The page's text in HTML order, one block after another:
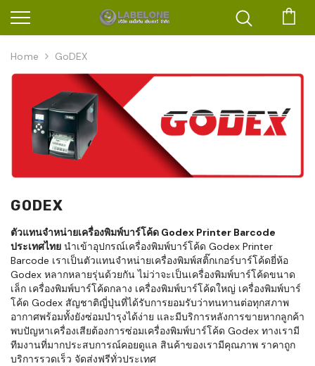
Home GoDEX
GODEX
ตัวแทนจำหน่ายเครื่องพิมพ์บาร์โค้ด Godex Printer Barcode
ประเทศไทย นำเข้าอุปกรณ์เครื่องพิมพ์บาร์โค้ด Godex Printer
Barcode เราเป็นตัวแทนจำหน่ายเครื่องพิมพ์สติ๊กเกอร์บาร์โค้ดยี่ห้อ
Godex หลากหลายรุ่นด้วยกัน ไม่ว่าจะเป็นเครื่องพิมพ์บาร์โค้ดขนาด
เล็ก เครื่องพิมพ์บาร์โค้ดกลาง เครื่องพิมพ์บาร์โค้ดใหญ่ เครื่องพิมพ์บาร์
โค้ด Godex สัญชาติญี่ปุ่นที่ได้รับการยอมรับว่าทนทานต่อทุกสภาพ
อากาศพร้อมทั้งยังซ่อมบำรุงได้ง่าย และมีบริการหลังการขายหากลูกค้า
พบปัญหาเครื่องเสียต้องการซ่อมเครื่องพิมพ์บาร์โค้ด Godex ทางเรามี
ทีมงานที่มากประสบการณ์คอยดูแล สินค้าของเรามีคุณภาพ ราคาถูก
บริการรวดเร็ว จัดส่งฟรีทั่วประเทศ